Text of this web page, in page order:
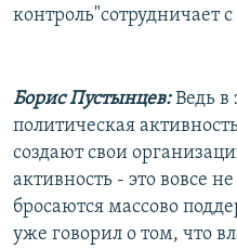
контроль"сотрудничает
Борис Пустынцев:Ведь в
политическая
создают свои
активность - это вовсе
бросаются массово
уже говорил о том, что